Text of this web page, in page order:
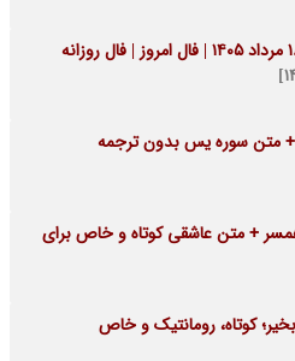
فال روزانه یکشنبه ۱۸ مرداد ۱۴۰۵ | فال امروز | فال روزانه
متن سوره یس بدون ترجمه
+ متن عاشقی کوتاه و خاص برای
کوتاه، رومانتیک و خاص